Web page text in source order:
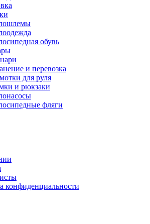
обувь
и перевозка
для руля
и рюкзаки
фляги
конфиденциальности